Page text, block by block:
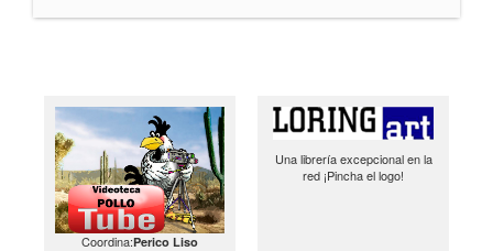
Coordina:Perico Liso
Una librería excepcional en la
red ¡Pincha el logo!